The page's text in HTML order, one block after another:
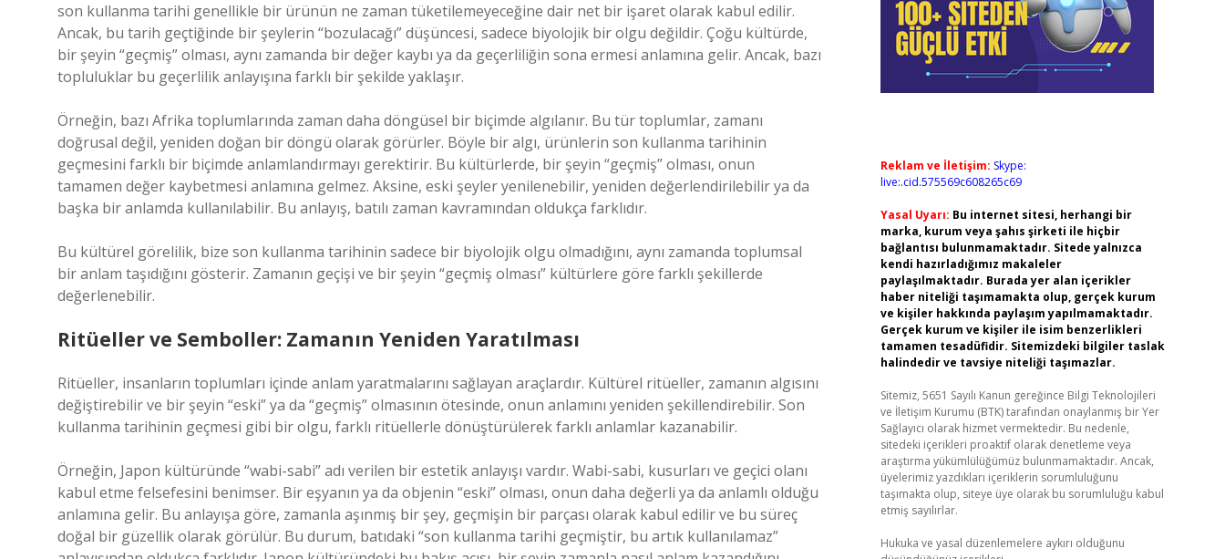
son kullanma tarihi genellikle bir ürünün ne zaman tüketilemeyeceğine dair net bir işaret olarak kabul edilir.
Ancak, bu tarih geçtiğinde bir şeylerin “bozulacağı” düşüncesi, sadece biyolojik bir olgu değildir. Çoğu kültürde,
bir şeyin “geçmiş” olması, aynı zamanda bir değer kaybı ya da geçerliliğin sona ermesi anlamına gelir. Ancak, bazı
topluluklar bu geçerlilik anlayışına farklı bir şekilde yaklaşır.
Örneğin, bazı Afrika toplumlarında zaman daha döngüsel bir biçimde algılanır. Bu tür toplumlar, zamanı
doğrusal değil, yeniden doğan bir döngü olarak görürler. Böyle bir algı, ürünlerin son kullanma tarihinin
geçmesini farklı bir biçimde anlamlandırmayı gerektirir. Bu kültürlerde, bir şeyin “geçmiş” olması, onun
tamamen değer kaybetmesi anlamına gelmez. Aksine, eski şeyler yenilenebilir, yeniden değerlendirilebilir ya da
başka bir anlamda kullanılabilir. Bu anlayış, batılı zaman kavramından oldukça farklıdır.
Bu kültürel görelilik, bize son kullanma tarihinin sadece bir biyolojik olgu olmadığını, aynı zamanda toplumsal
bir anlam taşıdığını gösterir. Zamanın geçişi ve bir şeyin “geçmiş olması” kültürlere göre farklı şekillerde
değerlenebilir.
Ritüeller ve Semboller: Zamanın Yeniden Yaratılması
Ritüeller, insanların toplumları içinde anlam yaratmalarını sağlayan araçlardır. Kültürel ritüeller, zamanın algısını
değiştirebilir ve bir şeyin “eski” ya da “geçmiş” olmasının ötesinde, onun anlamını yeniden şekillendirebilir. Son
kullanma tarihinin geçmesi gibi bir olgu, farklı ritüellerle dönüştürülerek farklı anlamlar kazanabilir.
Örneğin, Japon kültüründe “wabi-sabi” adı verilen bir estetik anlayışı vardır. Wabi-sabi, kusurları ve geçici olanı
kabul etme felsefesini benimser. Bir eşyanın ya da objenin “eski” olması, onun daha değerli ya da anlamlı olduğu
anlamına gelir. Bu anlayışa göre, zamanla aşınmış bir şey, geçmişin bir parçası olarak kabul edilir ve bu süreç
doğal bir güzellik olarak görülür. Bu durum, batıdaki “son kullanma tarihi geçmiştir, bu artık kullanılamaz”
Reklam ve İletişim: Skype:
live:.cid.575569c608265c69
Yasal Uyarı: Bu internet sitesi, herhangi bir
marka, kurum veya şahıs şirketi ile hiçbir
bağlantısı bulunmamaktadır. Sitede yalnızca
kendi hazırladığımız makaleler
paylaşılmaktadır. Burada yer alan içerikler
haber niteliği taşımamakta olup, gerçek kurum
ve kişiler hakkında paylaşım yapılmamaktadır.
Gerçek kurum ve kişiler ile isim benzerlikleri
tamamen tesadüfidir. Sitemizdeki bilgiler taslak
halindedir ve tavsiye niteliği taşımazlar.
Sitemiz, 5651 Sayılı Kanun gereğince Bilgi Teknolojileri
ve İletişim Kurumu (BTK) tarafından onaylanmış bir Yer
Sağlayıcı olarak hizmet vermektedir. Bu nedenle,
sitedeki içerikleri proaktif olarak denetleme veya
araştırma yükümlülüğümüz bulunmamaktadır. Ancak,
üyelerimiz yazdıkları içeriklerin sorumluluğunu
taşımakta olup, siteye üye olarak bu sorumluluğu kabul
etmiş sayılırlar.
Hukuka ve yasal düzenlemelere aykırı olduğunu